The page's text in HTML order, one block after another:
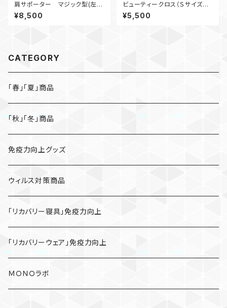
肩サポーター マジック型(左右
兼用)
¥8,500
ビューティークロス（Ｓサイズ４
本セット）白
¥5,500
CATEGORY
「春」「夏」商品
「秋」「冬」商品
免疫力向上グッズ
ウィルス対策商品
「リカバリー寝具」免疫力向上
「リカバリーウェア」免疫力向上
ＭＯＮＯラボ